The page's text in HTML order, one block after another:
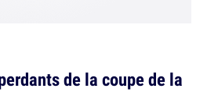
de la coupe de la